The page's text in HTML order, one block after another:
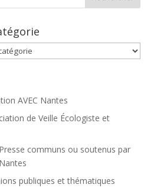
AVEC Nantes
de Veille Écologiste et
communs ou soutenus par
publiques et thématiques